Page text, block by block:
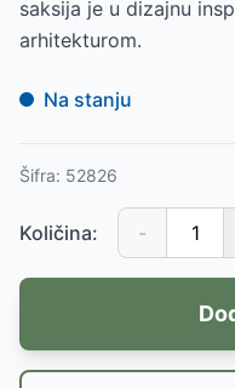
saksija je u dizajnu
arhitekturom.
Na stanju
Šifra: 52826
Količina: -